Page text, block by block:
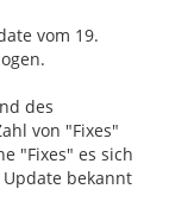
vom 19.
des
von "Fixes"
"Fixes" es sich
bekannt